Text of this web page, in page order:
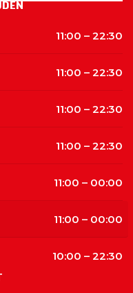
11:00 – 22:30
11:00 – 22:30
11:00 – 22:30
11:00 – 22:30
11:00 – 00:00
11:00 – 00:00
10:00 – 22:30